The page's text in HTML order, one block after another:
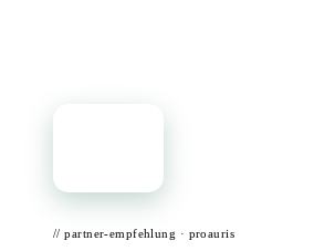
// partner-empfehlung · proauris